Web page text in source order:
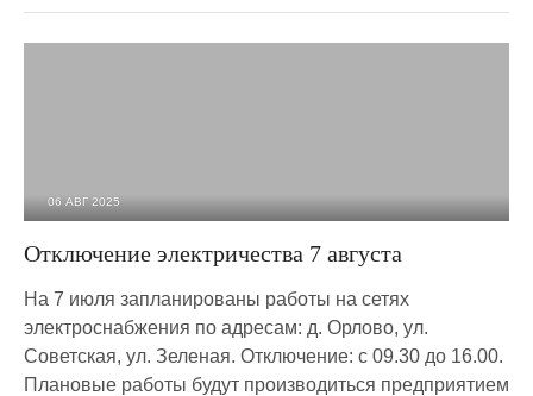
06 АВГ 2025
Отключение электричества 7 августа
На 7 июля запланированы работы на сетях
электроснабжения по адресам: д. Орлово, ул.
Советская, ул. Зеленая. Отключение: с 09.30 до 16.00.
Плановые работы будут производиться предприятием